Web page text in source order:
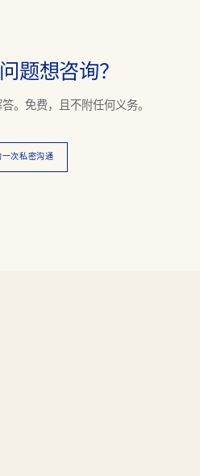
题想咨询？
。免费，且不附任何义务。
一次私密沟通